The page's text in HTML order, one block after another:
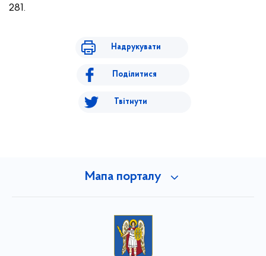
281.
Надрукувати
Поділитися
Твітнути
Мапа порталу